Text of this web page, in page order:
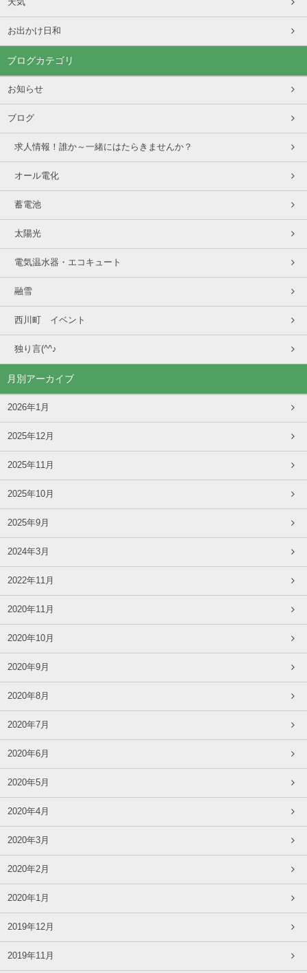
天気
お出かけ日和
ブログカテゴリ
お知らせ
ブログ
求人情報！誰か～一緒にはたらきませんか？
オール電化
蓄電池
太陽光
電気温水器・エコキュート
融雪
西川町 イベント
独り言(^^♪
月別アーカイブ
2026年1月
2025年12月
2025年11月
2025年10月
2025年9月
2024年3月
2022年11月
2020年11月
2020年10月
2020年9月
2020年8月
2020年7月
2020年6月
2020年5月
2020年4月
2020年3月
2020年2月
2020年1月
2019年12月
2019年11月